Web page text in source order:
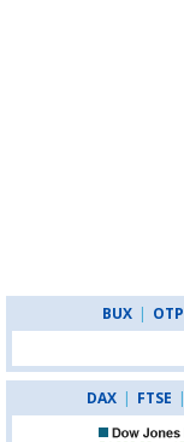
BUX | OTP
DAX | FTSE |